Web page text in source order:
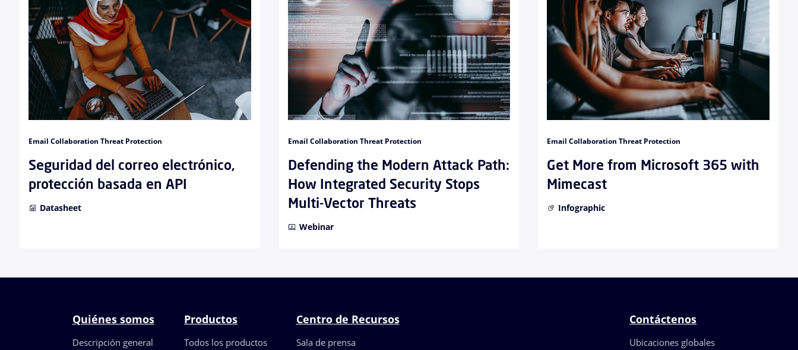
Email Collaboration Threat Protection
Seguridad del correo electrónico,
protección basada en API
Datasheet
Email Collaboration Threat Protection
Defending the Modern Attack Path:
How Integrated Security Stops
Multi-Vector Threats
Webinar
Email Collaboration Threat Protection
Get More from Microsoft 365 with
Mimecast
Infographic
Quiénes somos
Descripción general
Productos
Todos los productos
Centro de Recursos
Sala de prensa
Contáctenos
Ubicaciones globales